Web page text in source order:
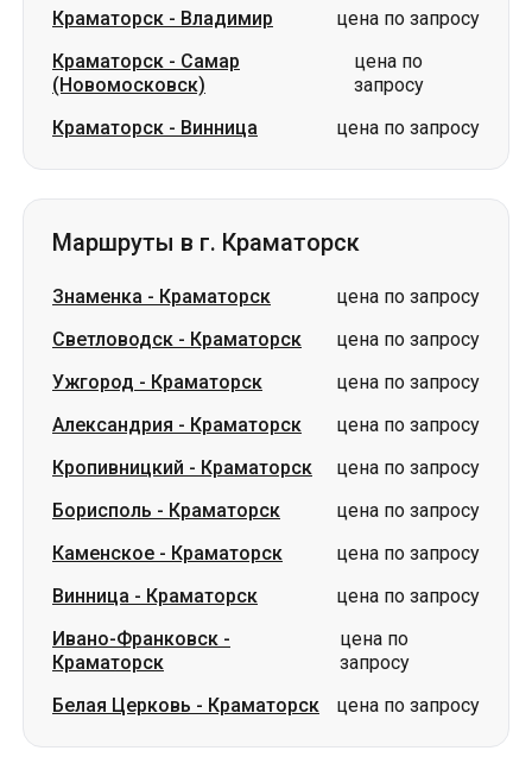
Краматорск - Владимир
цена по запросу
Краматорск - Самар
(Новомосковск)
цена по
запросу
Краматорск - Винница цена по запросу
Маршруты в г. Краматорск
Знаменка - Краматорск
цена по запросу
Светловодск - Краматорск
цена по запросу
Ужгород - Краматорск
цена по запросу
Александрия - Краматорск
цена по запросу
Кропивницкий - Краматорск
цена по запросу
Борисполь - Краматорск
цена по запросу
Каменское - Краматорск
цена по запросу
Винница - Краматорск
цена по запросу
Ивано-Франковск -
Краматорск
цена по
запросу
Белая Церковь - Краматорск цена по запросу